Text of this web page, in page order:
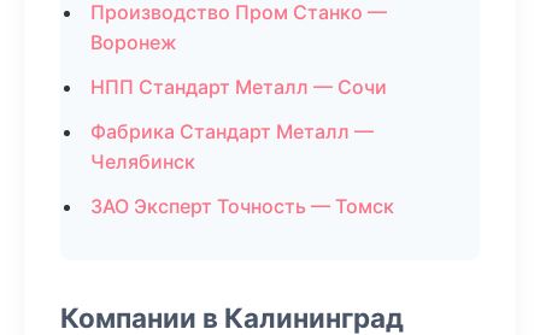
Производство Пром Станко —
Воронеж
НПП Стандарт Металл — Сочи
Фабрика Стандарт Металл —
Челябинск
ЗАО Эксперт Точность — Томск
Компании в Калининград